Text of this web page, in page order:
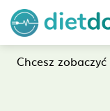
Chcesz zobaczyć